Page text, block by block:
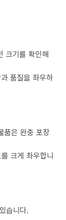
크기를 확인해
품질을 좌우하
품은 완충 포장
크게 좌우합니
습니다.